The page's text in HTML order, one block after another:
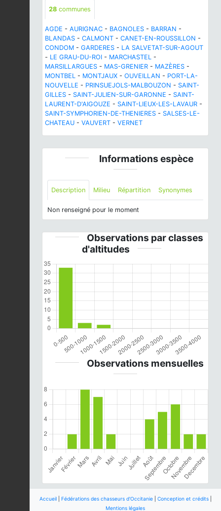
28 communes
AGDE - AURIGNAC - BAGNOLES - BARRAN -
BLANDAS - CALMONT - CANET-EN-ROUSSILLON -
CONDOM - GARDERES - LA SALVETAT-SUR-AGOUT
- LE GRAU-DU-ROI - MARCHASTEL -
MARSILLARGUES - MAS-GRENIER - MAZÈRES -
MONTBEL - MONTJAUX - OUVEILLAN - PORT-LA-
NOUVELLE - PRINSUEJOLS-MALBOUZON - SAINT-
GILLES - SAINT-JULIEN-SUR-GARONNE - SAINT-
LAURENT-D'AIGOUZE - SAINT-LIEUX-LES-LAVAUR -
SAINT-SYMPHORIEN-DE-THENIERES - SALSES-LE-
CHATEAU - VAUVERT - VERNET
Informations espèce
Description Milieu Répartition Synonymes
Non renseigné pour le moment
Observations par classes
d'altitudes
Observations mensuelles
Accueil| Fédérations des chasseurs d'Occitanie| Conception et crédits|
Mentions légales